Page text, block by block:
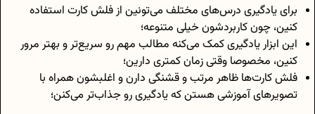
برای یادگیری درس‌های مختلف می‌تونین از فلش کارت استفاده
کنین، چون کاربردشون خیلی متنوعه؛
این ابزار یادگیری کمک می‌کنه مطالب مهم رو سریع‌تر و بهتر مرور
کنین، مخصوصا وقتی زمان کمتری دارین؛
فلش کارت‌ها ظاهر مرتب و قشنگی دارن و اغلبشون همراه با
تصویرهای آموزشی هستن که یادگیری رو جذاب‌تر می‌کنن؛